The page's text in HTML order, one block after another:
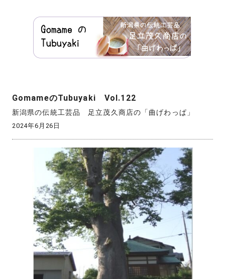
GomameのTubuyaki Vol.122
新潟県の伝統工芸品 足立茂久商店の「曲げわっぱ」
2024年6月26日